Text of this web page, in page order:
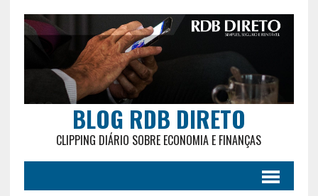
BLOG RDB DIRETO
CLIPPING DIÁRIO SOBRE ECONOMIA E FINANÇAS